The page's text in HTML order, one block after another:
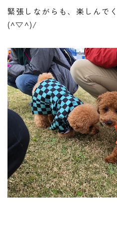
緊張しながらも、楽しんで
(^▽^)/